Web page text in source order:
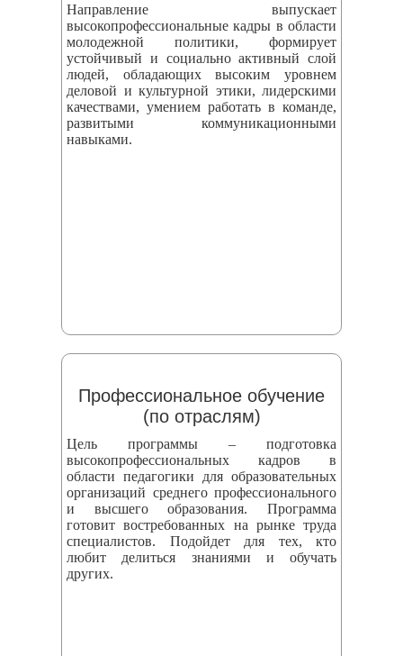
Направление выпускает
высокопрофессиональные кадры в области
молодежной политики, формирует
устойчивый и социально активный слой
людей, обладающих высоким уровнем
деловой и культурной этики, лидерскими
качествами, умением работать в команде,
развитыми коммуникационными
навыками.
Профессиональное обучение
(по отраслям)
Цель программы – подготовка
высокопрофессиональных кадров в
области педагогики для образовательных
организаций среднего профессионального
и высшего образования. Программа
готовит востребованных на рынке труда
специалистов. Подойдет для тех, кто
любит делиться знаниями и обучать
других.